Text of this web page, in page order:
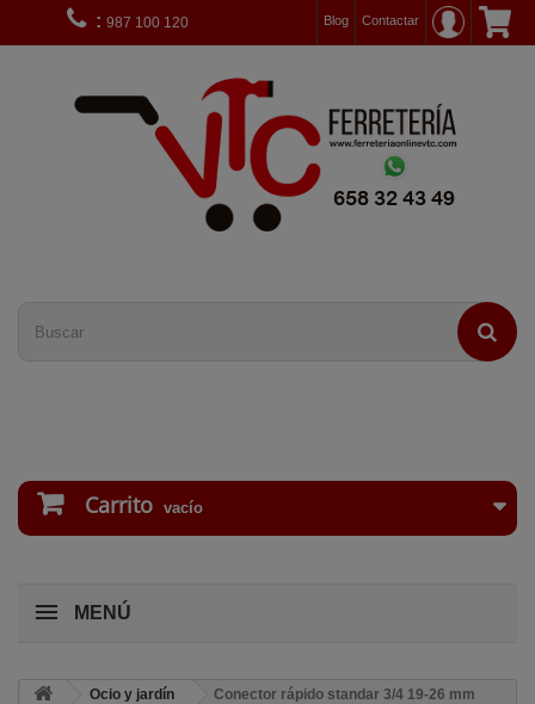
Contactar
: 987 100 120 Blog
Carrito vacío
MENÚ
Ocio y jardín
Conector rápido standar 3/4 19-26 mm